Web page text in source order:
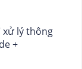
xử lý thông
+